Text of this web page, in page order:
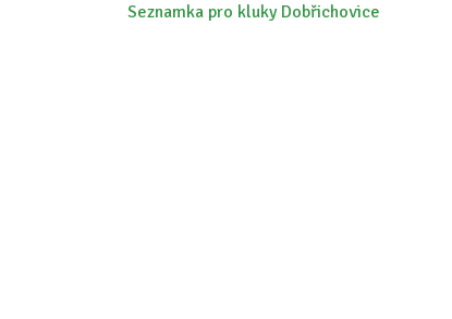
Seznamka pro kluky Dobřichovice